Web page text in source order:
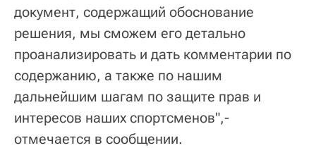
документ, содержащий обоснование
решения, мы сможем его детально
проанализировать и дать комментарии по
содержанию, а также по нашим
дальнейшим шагам по защите прав и
интересов наших спортсменов",-
отмечается в сообщении.